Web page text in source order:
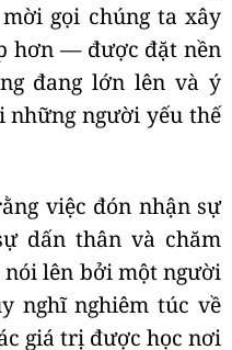
gọi chúng ta xây
hơn — được đặt nền
đang lớn lên và ý
người yếu thế
việc đón nhận sự
dấn thân và chăm
nói lên bởi một người
nghĩ nghiêm túc về
giá trị được học nơi